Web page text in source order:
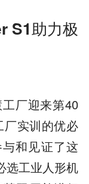
S1助力极
厂迎来第40
实训的优必
和见证了这
选工业人形机